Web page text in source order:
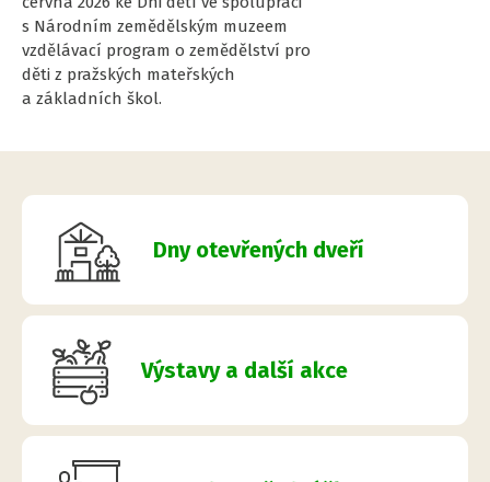
s Národním zemědělským muzeem
vzdělávací program o zemědělství pro
děti z pražských mateřských
a základních škol.
Dny otevřených dveří
Výstavy a další akce